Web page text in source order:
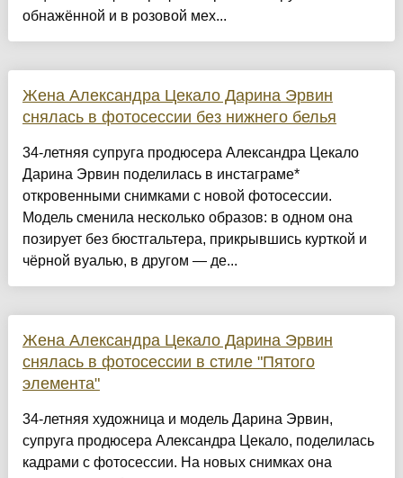
обнажённой и в розовой мех...
Жена Александра Цекало Дарина Эрвин
снялась в фотосессии без нижнего белья
34-летняя супруга продюсера Александра Цекало
Дарина Эрвин поделилась в инстаграме*
откровенными снимками с новой фотосессии.
Модель сменила несколько образов: в одном она
позирует без бюстгальтера, прикрывшись курткой и
чёрной вуалью, в другом — де...
Жена Александра Цекало Дарина Эрвин
снялась в фотосессии в стиле "Пятого
элемента"
34-летняя художница и модель Дарина Эрвин,
супруга продюсера Александра Цекало, поделилась
кадрами с фотосессии. На новых снимках она